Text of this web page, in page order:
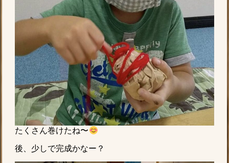
たくさん巻けたね〜
後、少しで完成かなー？